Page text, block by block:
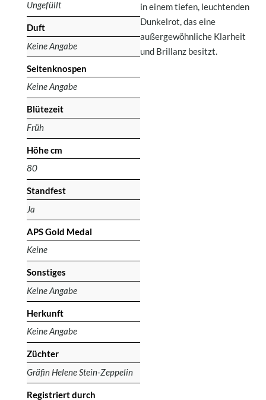
Ungefüllt
Duft
Keine Angabe
Seitenknospen
Keine Angabe
Blütezeit
Früh
Höhe cm
80
Standfest
Ja
APS Gold Medal
Keine
Sonstiges
Keine Angabe
Herkunft
Keine Angabe
Züchter
Gräfin Helene Stein-Zeppelin
Registriert durch
in einem tiefen, leuchtenden
Dunkelrot, das eine
außergewöhnliche Klarheit
und Brillanz besitzt.